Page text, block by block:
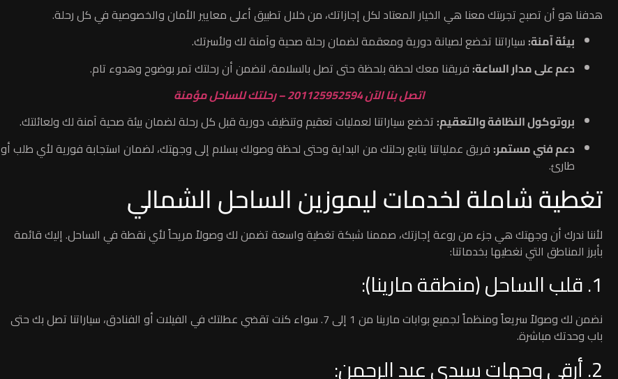
هدفنا هو أن تصبح تجربتك معنا هي الخيار المعتاد لكل إجازاتك، من خلال تطبيق أعلى معايير الأمان والخصوصية في كل رحلة.
بيئة آمنة:سياراتنا تخضع لصيانة دورية ومعقمة لضمان رحلة صحية وآمنة لك ولأسرتك.
دعم على مدار الساعة:فريقنا معك لحظة بلحظة حتى تصل بالسلامة، لنضمن أن رحلتك تمر بوضوح وهدوء تام.
اتصل بنا الآن 201125952594 – رحلتك للساحل مؤمنة
بروتوكول النظافة والتعقيم:تخضع سياراتنا لعمليات تعقيم وتنظيف دورية قبل كل رحلة لضمان بيئة صحية آمنة لك ولعائلتك.
دعم فني مستمر:فريق عملياتنا يتابع رحلتك من البداية وحتى لحظة وصولك بسلام إلى وجهتك، لضمان استجابة فورية لأي طلب أو
طارئ.
تغطية شاملة لخدمات ليموزين الساحل الشمالي
لأننا ندرك أن وجهتك هي جزء من روعة إجازتك، صممنا شبكة تغطية واسعة تضمن لك وصولاً مريحاً لأي نقطة في الساحل. إليك قائمة
بأبرز المناطق التي نغطيها بخدماتنا:
1. قلب الساحل (منطقة مارينا):
نضمن لك وصولاً سريعاً ومنظماً لجميع بوابات مارينا من 1 إلى 7. سواء كنت تقضي عطلتك في الفيلات أو الفنادق، سياراتنا تصل بك حتى
باب وحدتك مباشرة.
2. أرقى وجهات سيدي عبد الرحمن: